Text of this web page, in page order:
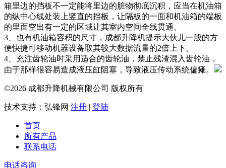
箱里边的挡板不一定能将里边的脏物彻底沉积，应当在机油箱
的纵中心线处装上竖直的挡板，让隔板的一面和机油箱的端板
的里面空出有一定的区域让其室内空间全线贯通。
3、也有机油箱容积的尺寸，成都升降机提示大伙儿一般的方
便快捷可移动机器设备取其较大数据流量的2倍上下。
4、充注齿轮油时采用适合的齿轮油，禁止残渣混入齿轮油，
由于那样很容易造成液压缸阻塞，导致液压传动系统偏瘫。
©2026 成都升降机械有限公司 版权所有
技术支持：弘锋网 注册 | 登陆
首页
所有产品
联系电话
电话咨询